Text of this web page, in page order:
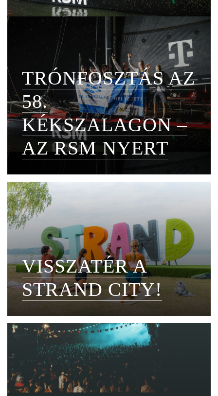
TRÓNFOSZTÁS AZ
58.
KÉKSZALAGON –
AZ RSM NYERT
VISSZATÉR A
STRAND CITY!